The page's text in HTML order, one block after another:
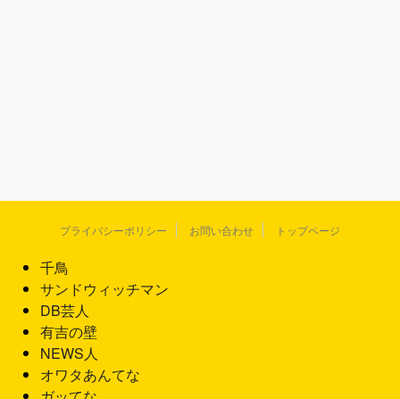
プライバシーポリシー お問い合わせ トップページ
千鳥
サンドウィッチマン
DB芸人
有吉の壁
NEWS人
オワタあんてな